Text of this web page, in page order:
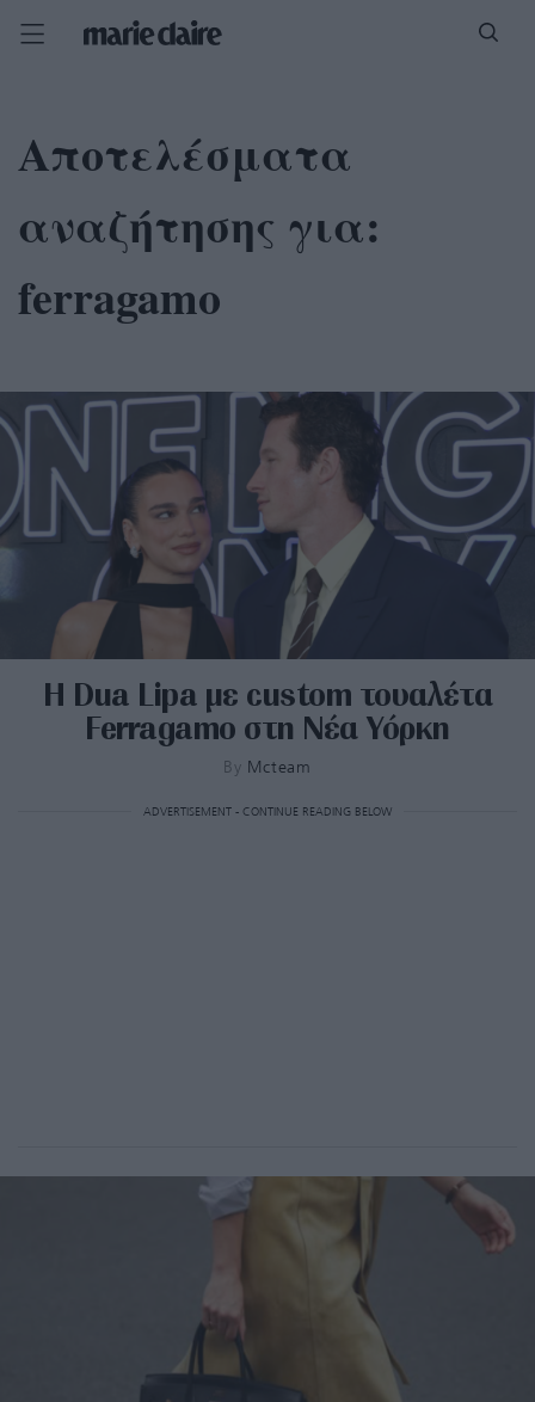
Αποτελέσματα
αναζήτησης για:
ferragamo
H Dua Lipa με custom τουαλέτα
Ferragamo στη Νέα Υόρκη
By Mcteam
ADVERTISEMENT - CONTINUE READING BELOW